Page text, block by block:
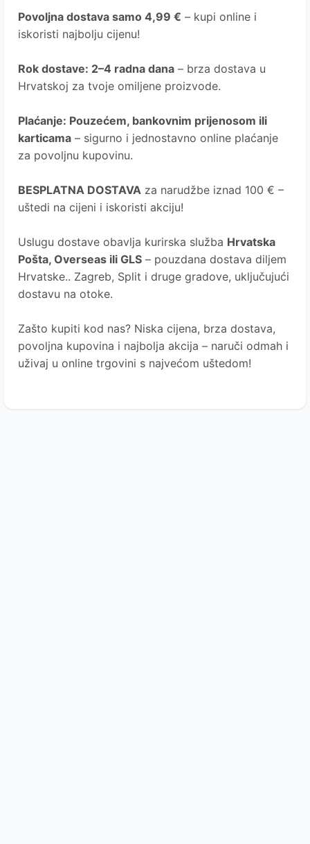
Povoljna dostava samo 4,99 € – kupi online i
iskoristi najbolju cijenu!
Rok dostave: 2–4 radna dana – brza dostava u
Hrvatskoj za tvoje omiljene proizvode.
Plaćanje: Pouzećem, bankovnim prijenosom ili
karticama – sigurno i jednostavno online plaćanje
za povoljnu kupovinu.
BESPLATNA DOSTAVA za narudžbe iznad 100 € –
uštedi na cijeni i iskoristi akciju!
Uslugu dostave obavlja kurirska služba Hrvatska
Pošta, Overseas ili GLS – pouzdana dostava diljem
Hrvatske.. Zagreb, Split i druge gradove, uključujući
dostavu na otoke.
Zašto kupiti kod nas? Niska cijena, brza dostava,
povoljna kupovina i najbolja akcija – naruči odmah i
uživaj u online trgovini s najvećom uštedom!